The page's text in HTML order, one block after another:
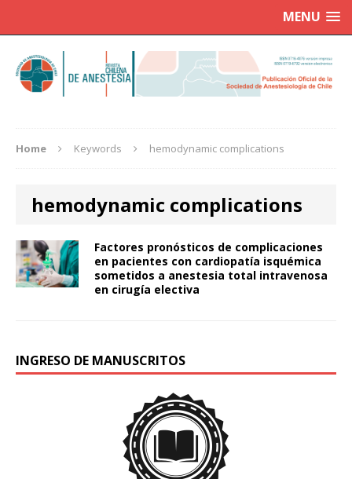
MENU
Home Keywords hemodynamic complications
hemodynamic complications
Factores pronósticos de complicaciones
en pacientes con cardiopatía isquémica
sometidos a anestesia total intravenosa
en cirugía electiva
INGRESO DE MANUSCRITOS